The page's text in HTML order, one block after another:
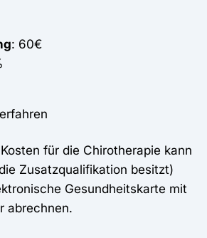
: 60€
für die Chirotherapie kann
Zusatzqualifikation besitzt)
Gesundheitskarte mit
abrechnen.